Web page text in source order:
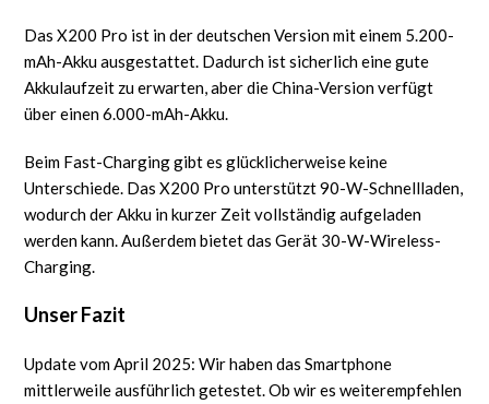
Das X200 Pro ist in der deutschen Version mit einem 5.200-
mAh-Akku ausgestattet. Dadurch ist sicherlich eine gute
Akkulaufzeit zu erwarten, aber die China-Version verfügt
über einen 6.000-mAh-Akku.
Beim Fast-Charging gibt es glücklicherweise keine
Unterschiede. Das X200 Pro unterstützt 90-W-Schnellladen,
wodurch der Akku in kurzer Zeit vollständig aufgeladen
werden kann. Außerdem bietet das Gerät 30-W-Wireless-
Charging.
Unser Fazit
Update vom April 2025: Wir haben das Smartphone
mittlerweile ausführlich getestet. Ob wir es weiterempfehlen